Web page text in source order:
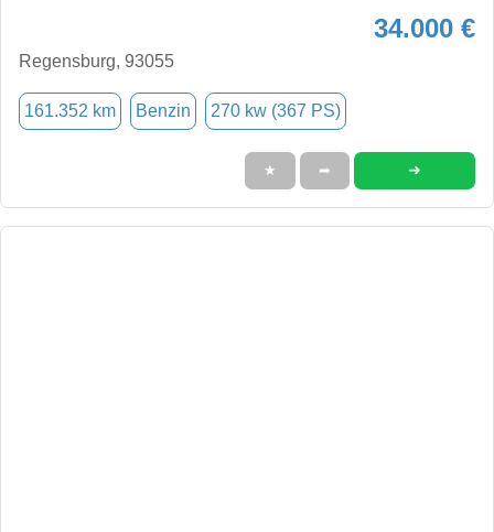
34.000 €
Regensburg, 93055
161.352 km Benzin 270 kw (367 PS)
★ ➦ ➜